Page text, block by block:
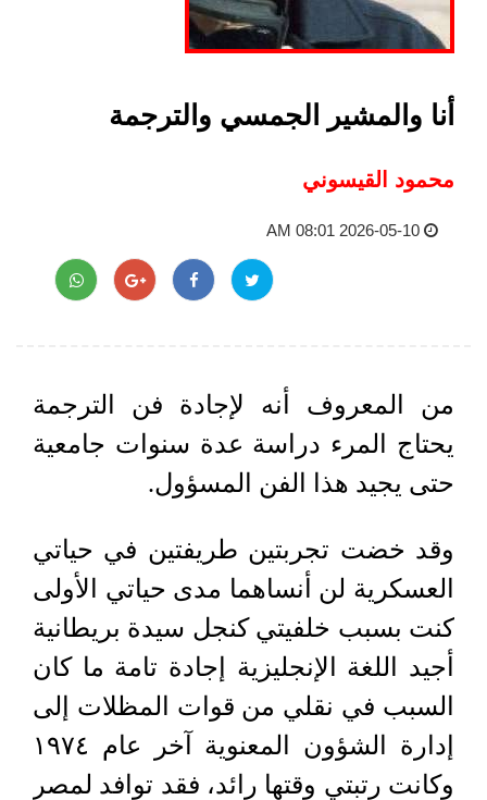
أنا والمشير الجمسي والترجمة
محمود القيسوني
2026-05-10 08:01 AM
من المعروف أنه لإجادة فن الترجمة
يحتاج المرء دراسة عدة سنوات جامعية
حتى يجيد هذا الفن المسؤول.
وقد خضت تجربتين طريفتين في حياتي
العسكرية لن أنساهما مدى حياتي الأولى
كنت بسبب خلفيتي كنجل سيدة بريطانية
أجيد اللغة الإنجليزية إجادة تامة ما كان
السبب في نقلي من قوات المظلات إلى
إدارة الشؤون المعنوية آخر عام ١٩٧٤
وكانت رتبتي وقتها رائد، فقد توافد لمصر